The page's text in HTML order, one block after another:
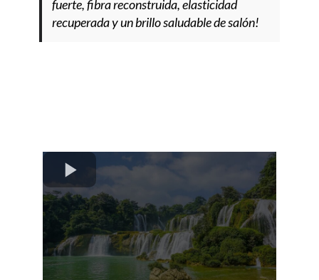
fuerte, fibra reconstruida, elasticidad
recuperada y un brillo saludable de salón!